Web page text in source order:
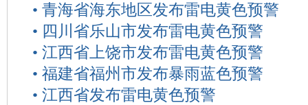
• 青海省海东地区发布雷电黄色预警
• 四川省乐山市发布雷电黄色预警
• 江西省上饶市发布雷电黄色预警
• 福建省福州市发布暴雨蓝色预警
• 江西省发布雷电黄色预警